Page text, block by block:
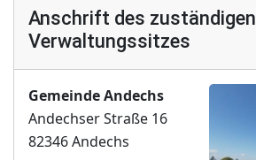
Anschrift des zuständigen
Verwaltungssitzes
Gemeinde Andechs
Andechser Straße 16
82346 Andechs